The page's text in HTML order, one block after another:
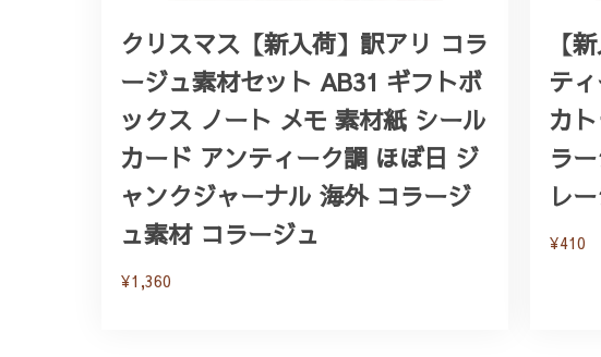
クリスマス【新入荷】訳アリ コラ
ージュ素材セット AB31 ギフトボ
ックス ノート メモ 素材紙 シール
カード アンティーク調 ほぼ日 ジ
ャンクジャーナル 海外 コラージ
ュ素材 コラージュ
¥1,360
【
テ
カ
ラ
レ
¥410